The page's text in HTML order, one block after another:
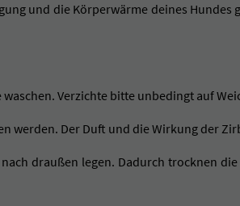
und die Körperwärme deines
Verzichte bitte unbedingt auf
werden. Der Duft und die Wirkung der
draußen legen. Dadurch trocknen